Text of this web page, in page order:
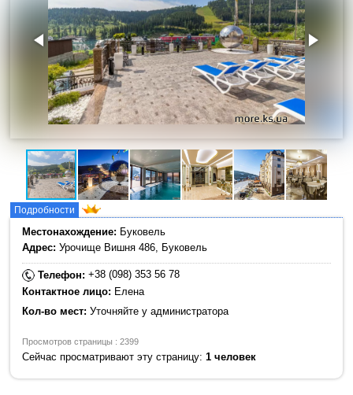
Подробности
Местонахождение: Буковель
Адрес: Урочище Вишня 486, Буковель
Телефон:+38 (098) 353 56 78
Контактное лицо: Елена
Кол-во мест: Уточняйте у администратора
Просмотров страницы : 2399
Сейчас просматривают эту страницу:1 человек